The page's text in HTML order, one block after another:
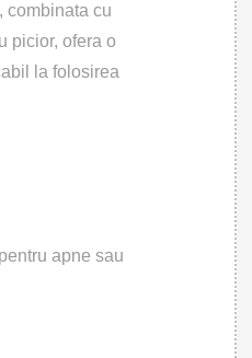
combinata cu
picior, ofera o
la folosirea
apne sau